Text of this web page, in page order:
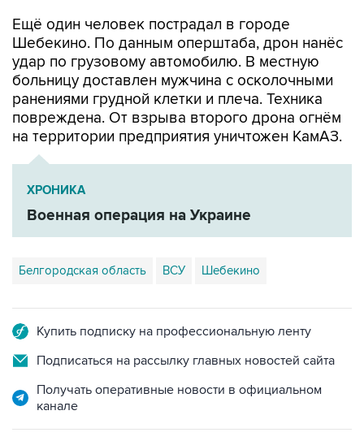
Ещё один человек пострадал в городе
Шебекино. По данным оперштаба, дрон нанёс
удар по грузовому автомобилю. В местную
больницу доставлен мужчина с осколочными
ранениями грудной клетки и плеча. Техника
повреждена. От взрыва второго дрона огнём
на территории предприятия уничтожен КамАЗ.
ХРОНИКА
Военная операция на Украине
Белгородская область ВСУ Шебекино
Купить подписку на профессиональную ленту
Подписаться на рассылку главных новостей сайта
Получать оперативные новости в официальном
канале